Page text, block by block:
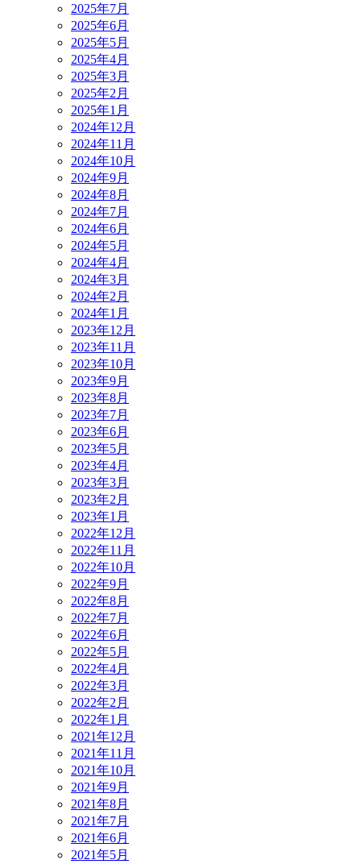
2025年7月
2025年6月
2025年5月
2025年4月
2025年3月
2025年2月
2025年1月
2024年12月
2024年11月
2024年10月
2024年9月
2024年8月
2024年7月
2024年6月
2024年5月
2024年4月
2024年3月
2024年2月
2024年1月
2023年12月
2023年11月
2023年10月
2023年9月
2023年8月
2023年7月
2023年6月
2023年5月
2023年4月
2023年3月
2023年2月
2023年1月
2022年12月
2022年11月
2022年10月
2022年9月
2022年8月
2022年7月
2022年6月
2022年5月
2022年4月
2022年3月
2022年2月
2022年1月
2021年12月
2021年11月
2021年10月
2021年9月
2021年8月
2021年7月
2021年6月
2021年5月